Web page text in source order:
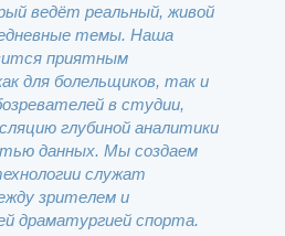
ведёт реальный, живой
темы. Наша
приятным
для болельщиков, так и
в студии,
глубиной аналитики
данных. Мы создаем
служат
зрителем и
драматургией спорта.